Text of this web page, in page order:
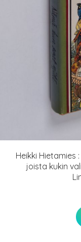
Heikki Hietamies
joista kukin